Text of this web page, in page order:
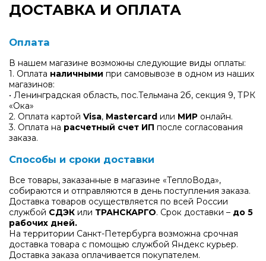
ДОСТАВКА И ОПЛАТА
Оплата
В нашем магазине возможны следующие виды оплаты:
1. Оплата наличными при самовывозе в одном из наших
магазинов:
• Ленинградская область, пос.Тельмана 2б, секция 9, ТРК
«Ока»
2. Оплата картой Visa, Mastercard или МИР онлайн.
3. Оплата на расчетный счет ИП после согласования
заказа.
Способы и сроки доставки
Все товары, заказанные в магазине «ТеплоВода»,
собираются и отправляются в день поступления заказа.
Доставка товаров осуществляется по всей России
службой СДЭК или ТРАНСКАРГО. Срок доставки – до 5
рабочих дней.
На территории Санкт-Петербурга возможна срочная
доставка товара с помощью службой Яндекс курьер.
Доставка заказа оплачивается покупателем.